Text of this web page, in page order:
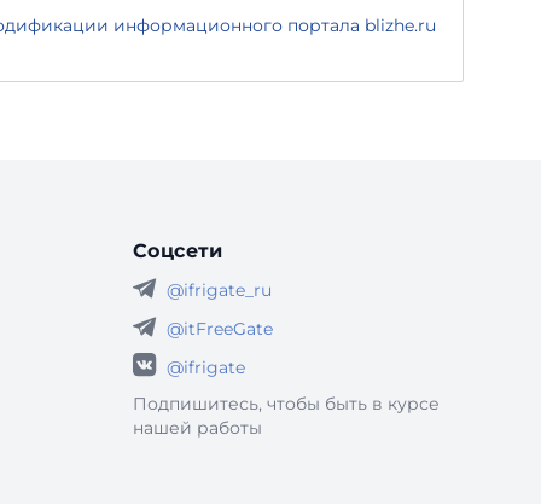
информационного портала blizhe.ru
Соцсети
@ifrigate_ru
@itFreeGate
@ifrigate
Подпишитесь, чтобы быть в курсе
нашей работы